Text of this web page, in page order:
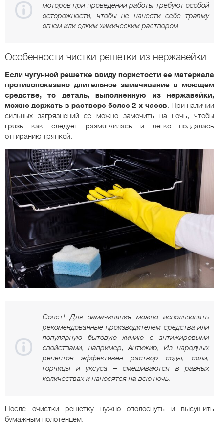
моторов при проведении работы требуют особой
осторожности, чтобы не нанести себе травму
огнем или едким химическим раствором.
Особенности чистки решетки из нержавейки
Если чугунной решетке ввиду пористости ее материала
противопоказано длительное замачивание в моющем
средстве, то деталь, выполненную из нержавейки,
можно держать в растворе более 2-х часов . При наличии
сильных загрязнений ее можно замочить на ночь, чтобы
грязь как следует размягчилась и легко поддалась
оттиранию тряпкой.
Совет! Для замачивания можно использовать
рекомендованные производителем средства или
популярную бытовую химию с антижировыми
свойствами, например, Антижир, Из народных
рецептов эффективен раствор соды, соли,
горчицы и уксуса – смешиваются в равных
количествах и наносятся на всю ночь.
После очистки решетку нужно ополоснуть и высушить
бумажным полотенцем.